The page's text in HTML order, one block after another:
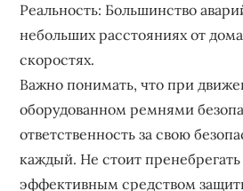
Реальность: Большинство
небольших расстояниях от
скоростях.
Важно понимать, что при
оборудованном ремнями
ответственность за свою
каждый. Не стоит
эффективным средством